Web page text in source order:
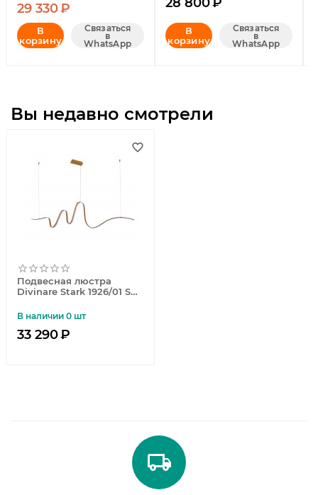
29 330₽
В
корзину
Связаться
в
WhatsApp
В
корзину
Связаться
в
WhatsApp
Вы недавно смотрели
Подвесная люстра
Divinare Stark 1926/01 SP-
В наличии 0 шт
33 290₽